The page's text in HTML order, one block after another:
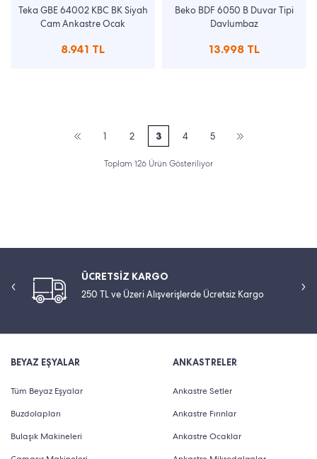
Teka GBE 64002 KBC BK Siyah
Cam Ankastre Ocak
8.941 TL
Beko BDF 6050 B Duvar Tipi
Davlumbaz
13.998 TL
1 2 3 4 5
Toplam 126 Ürün Gösteriliyor
ÜCRETSİZ KARGO
250 TL ve Üzeri Alışverişlerde Ücretsiz Kargo
BEYAZ EŞYALAR
Tüm Beyaz Eşyalar
Buzdolapları
Bulaşık Makineleri
ANKASTRELER
Ankastre Setler
Ankastre Fırınlar
Ankastre Ocaklar